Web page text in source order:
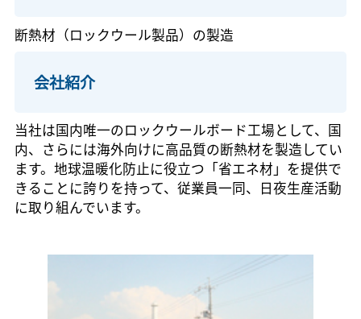
断熱材（ロックウール製品）の製造
会社紹介
当社は国内唯一のロックウールボード工場として、国
内、さらには海外向けに高品質の断熱材を製造してい
ます。地球温暖化防止に役立つ「省エネ材」を提供で
きることに誇りを持って、従業員一同、日夜生産活動
に取り組んでいます。